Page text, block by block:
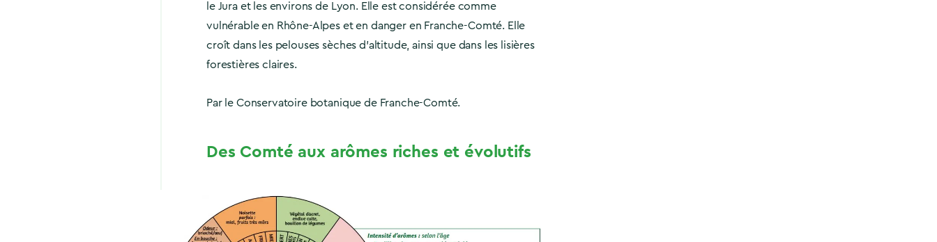
le Jura et les environs de Lyon. Elle est considérée comme
vulnérable en Rhône-Alpes et en danger en Franche-Comté. Elle
croît dans les pelouses sèches d’altitude, ainsi que dans les lisières
forestières claires.
Par le Conservatoire botanique de Franche-Comté.
Des Comté aux arômes riches et évolutifs